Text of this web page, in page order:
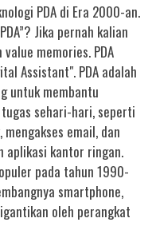
PDA di Era 2000-an.
Jika pernah kalian
memories. PDA
Assistant". PDA adalah
untuk membantu
sehari-hari, seperti
email, dan
aplikasi kantor ringan.
pada tahun 1990-
smartphone,
oleh perangkat